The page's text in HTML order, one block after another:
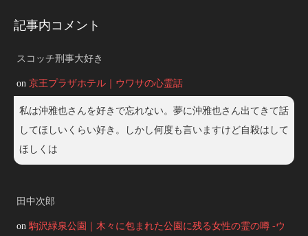
記事内コメント
スコッチ刑事大好き
on 京王プラザホテル｜ウワサの心霊話
私は沖雅也さんを好きで忘れない。夢に沖雅也さん出てきて話
してほしいくらい好き。しかし何度も言いますけど自殺はして
ほしくは
田中次郎
on駒沢緑泉公園｜木々に包まれた公園に残る女性の霊の噂 -ウ